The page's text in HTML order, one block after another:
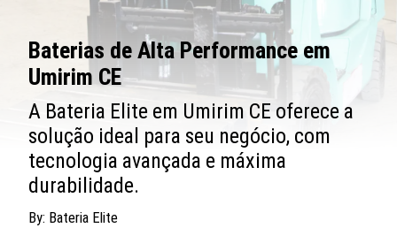
Baterias de Alta Performance em
Umirim CE
A Bateria Elite em Umirim CE oferece a
solução ideal para seu negócio, com
tecnologia avançada e máxima
durabilidade.
By: Bateria Elite